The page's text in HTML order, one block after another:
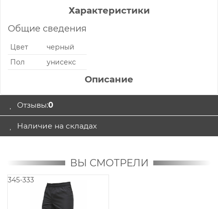
Характеристики
Общие сведения
Цвет
черный
Пол
унисекс
Описание
Отзывы:0
Наличие на складах
ВЫ СМОТРЕЛИ
345-333